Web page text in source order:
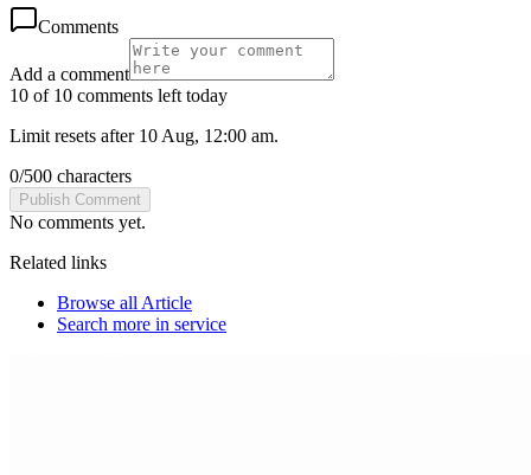
Comments
Add a comment
10 of 10 comments left today
Limit resets after 10 Aug, 12:00 am.
0/500 characters
Publish Comment
No comments yet.
Related links
Browse all Article
Search more in service